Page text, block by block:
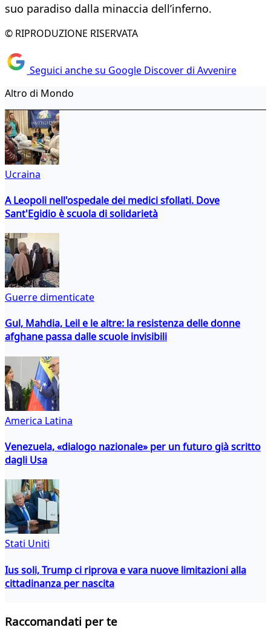
suo paradiso dalla minaccia dell’inferno.
© RIPRODUZIONE RISERVATA
Seguici anche su Google Discover di Avvenire
Altro di Mondo
Ucraina
A Leopoli nell'ospedale dei medici sfollati. Dove
Sant'Egidio è scuola di solidarietà
Guerre dimenticate
Gul, Mahdia, Leil e le altre: la resistenza delle donne
afghane passa dalle scuole invisibili
America Latina
Venezuela, «dialogo nazionale» per un futuro già scritto
dagli Usa
Stati Uniti
Ius soli, Trump ci riprova e vara nuove limitazioni alla
cittadinanza per nascita
Raccomandati per te